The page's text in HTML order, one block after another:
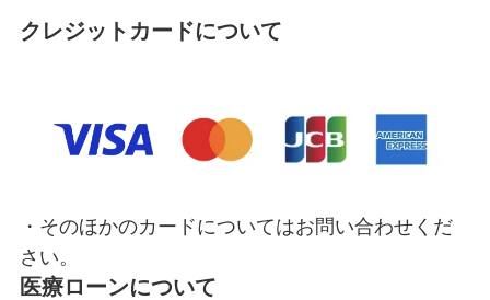
クレジットカードについて
・そのほかのカードについてはお問い合わせくだ
さい。
医療ローンについて